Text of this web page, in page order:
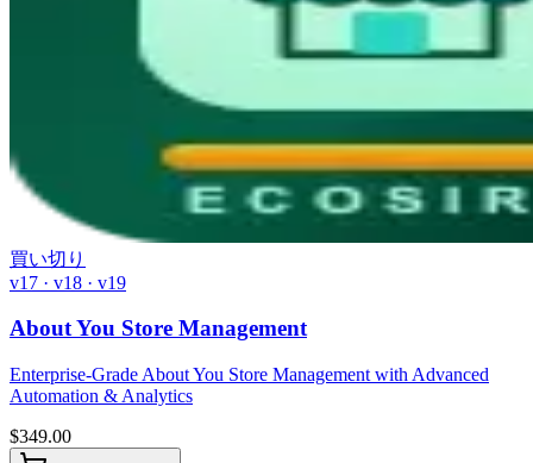
買い切り
v17 · v18 · v19
About You Store Management
Enterprise-Grade About You Store Management with Advanced
Automation & Analytics
$349.00